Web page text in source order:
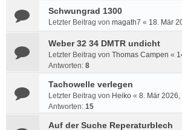
Schwungrad 1300
Letzter Beitrag von magath7 « 18. Mär
Weber 32 34 DMTR undicht
Letzter Beitrag von Thomas Campen «
Antworten: 8
Tachowelle verlegen
Letzter Beitrag von Heiko « 8. Mär 2026,
Antworten: 15
Auf der Suche Reperaturblech